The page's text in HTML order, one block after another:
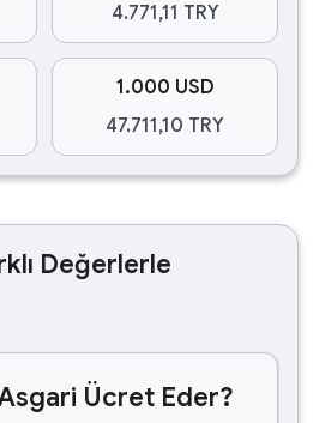
4.771,11 TRY
1.000 USD
47.711,10 TRY
Değerlerle
Ücret Eder?